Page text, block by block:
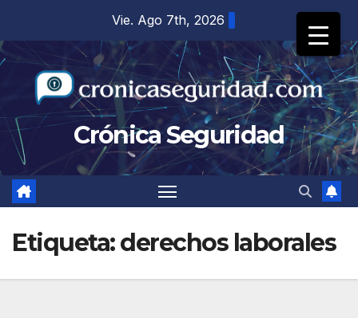
contenido
Vie. Ago 7th, 2026
Crónica Seguridad
Etiqueta:derechos laborales